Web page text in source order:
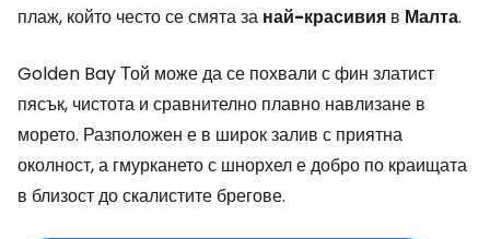
плаж, който често се смята за най-красивия в Малта.
Golden BayТой може да се похвали с фин златист
пясък, чистота и сравнително плавно навлизане в
морето. Разположен е в широк залив с приятна
околност, а гмуркането с шнорхел е добро по краищата
в близост до скалистите брегове.